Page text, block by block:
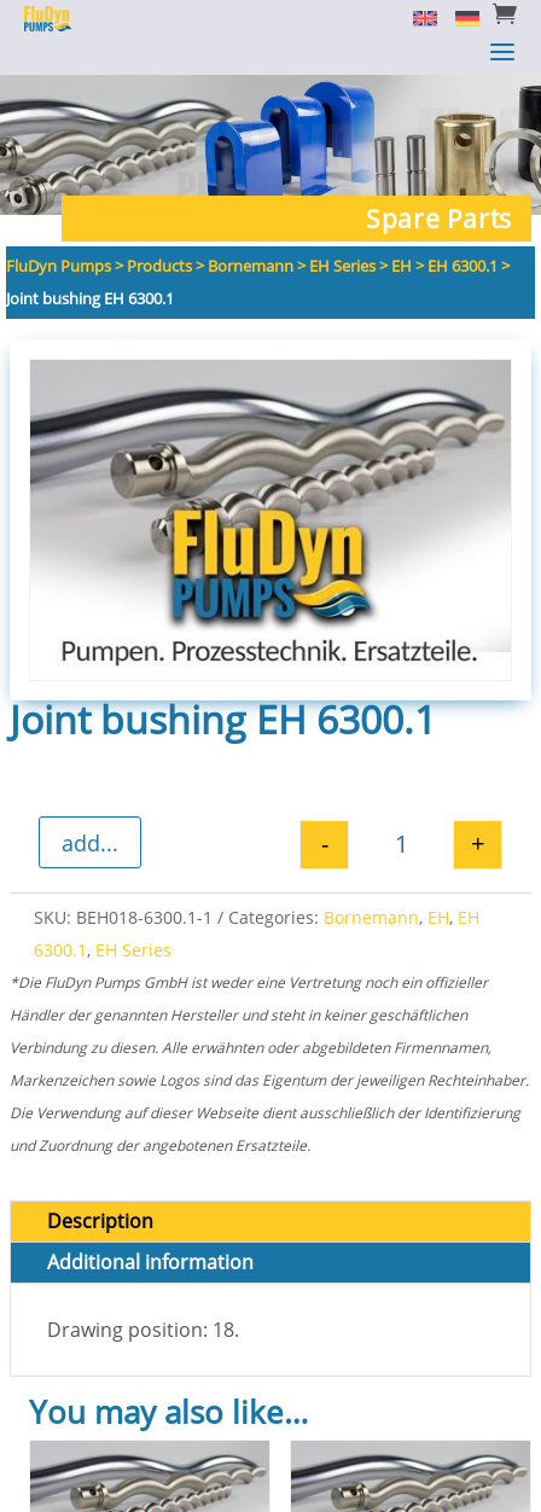

a

a
Spare Parts
FluDyn Pumps>Products>Bornemann>EH Series>EH >EH 6300.1 >
Joint bushing EH 6300.1
Joint bushing EH 6300.1
Joint bushing
- +
add...
SKU: BEH018-6300.1-1 Categories: Bornemann, EH, EH
6300.1, EH Series
*Die FluDyn Pumps GmbH ist weder eine Vertretung noch ein offizieller
Händler der genannten Hersteller und steht in keiner geschäftlichen
Verbindung zu diesen. Alle erwähnten oder abgebildeten Firmennamen,
Markenzeichen sowie Logos sind das Eigentum der jeweiligen Rechteinhaber.
Die Verwendung auf dieser Webseite dient ausschließlich der Identifizierung
und Zuordnung der angebotenen Ersatzteile.
Description
Additional information
Drawing position: 18.
You may also like…